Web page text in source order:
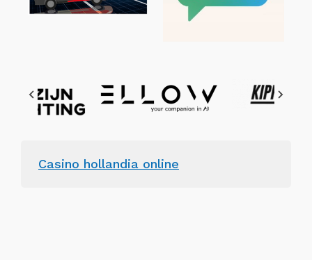
Casino hollandia online